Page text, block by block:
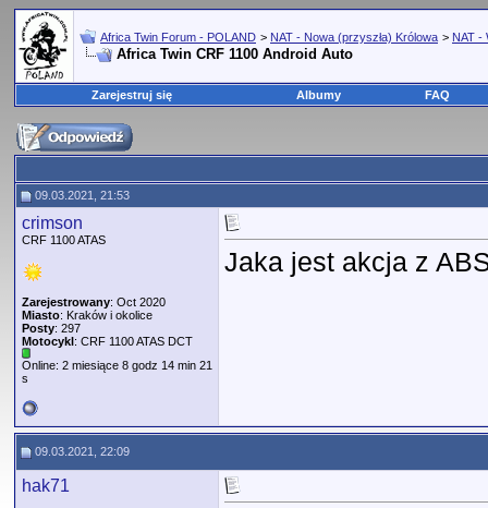
Africa Twin Forum - POLAND > NAT - Nowa (przyszła) Królowa > NAT -
Africa Twin CRF 1100 Android Auto
Zarejestruj się Albumy FAQ
09.03.2021, 21:53
crimson
CRF 1100 ATAS
Zarejestrowany: Oct 2020
Miasto: Kraków i okolice
Posty: 297
Motocykl: CRF 1100 ATAS DCT
Online: 2 miesiące 8 godz 14 min 21
s
Jaka jest akcja z
09.03.2021, 22:09
hak71